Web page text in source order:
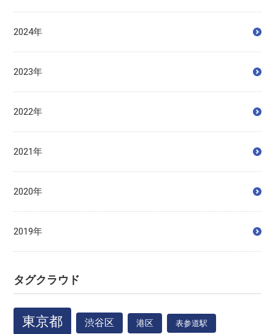
2024年
2023年
2022年
2021年
2020年
2019年
タグクラウド
東京都 渋谷区 港区 表参道駅